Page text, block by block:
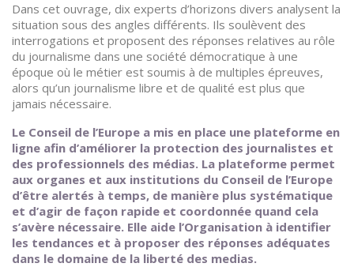
Dans cet ouvrage, dix experts d’horizons divers analysent la
situation sous des angles différents. Ils soulèvent des
interrogations et proposent des réponses relatives au rôle
du journalisme dans une société démocratique à une
époque où le métier est soumis à de multiples épreuves,
alors qu’un journalisme libre et de qualité est plus que
jamais nécessaire.
Le Conseil de l’Europe a mis en place une plateforme en
ligne afin d’améliorer la protection des journalistes et
des professionnels des médias. La plateforme permet
aux organes et aux institutions du Conseil de l’Europe
d’être alertés à temps, de manière plus systématique
et d’agir de façon rapide et coordonnée quand cela
s’avère nécessaire. Elle aide l’Organisation à identifier
les tendances et à proposer des réponses adéquates
dans le domaine de la liberté des medias.